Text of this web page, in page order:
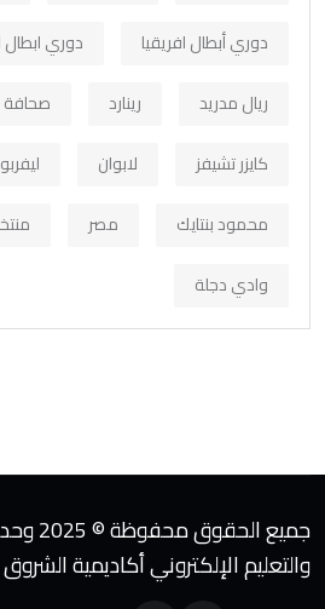
دوري أبطال افريقيا
دوري ابطال
ريال مدريد
رينارد صحافة
كايزر تشيفز
لابوان
محمود بنتايك
مصر
وادي دجلة
جميع
والتعليم الإلكتروني أكاديمية الشروق